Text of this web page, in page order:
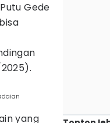
Gede
yang